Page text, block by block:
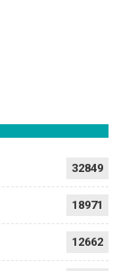
32849
18971
12662